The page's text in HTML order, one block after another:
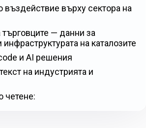
въздействие върху сектора на
— данни за
на каталозите
и AI решения
на индустрията и
четене: